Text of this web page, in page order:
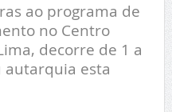
ao programa de
no Centro
decorre de 1 a
autarquia esta